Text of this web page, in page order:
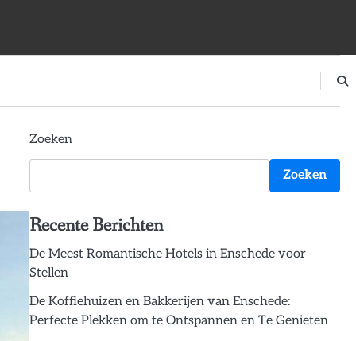
Zoeken
Zoeken
Recente Berichten
De Meest Romantische Hotels in Enschede voor
Stellen
De Koffiehuizen en Bakkerijen van Enschede:
Perfecte Plekken om te Ontspannen en Te Genieten